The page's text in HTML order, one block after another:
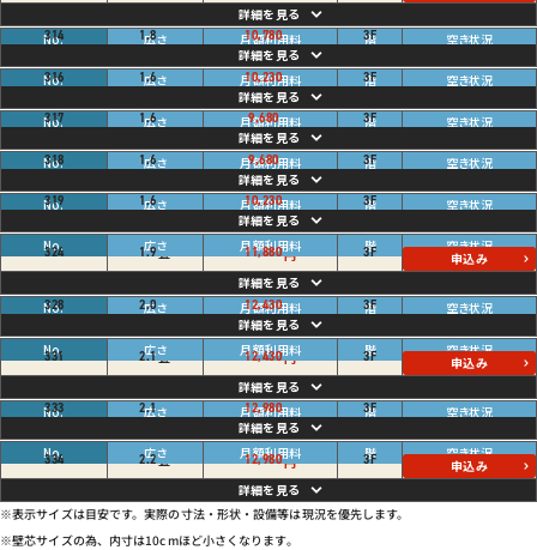
314 1.8畳 10,780円 3F ご利用中
316 1.6畳 10,230円 3F ご利用中
317 1.6畳 9,680円 3F ご利用中
318 1.6畳 9,680円 3F ご利用中
319 1.6畳 10,230円 3F ご利用中
324 1.9畳 11,880円 3F
空き
申込み
328 2.0畳 12,430円 3F ご利用中
331 2.1畳 12,430円 3F
空き
申込み
333 2.1畳 12,980円 3F ご利用中
334 2.2畳 12,980円 3F
空き
申込み
※表示サイズは目安です。実際の寸法・形状・設備等は現況を優先します。
※壁芯サイズの為、内寸は10cmほど小さくなります。